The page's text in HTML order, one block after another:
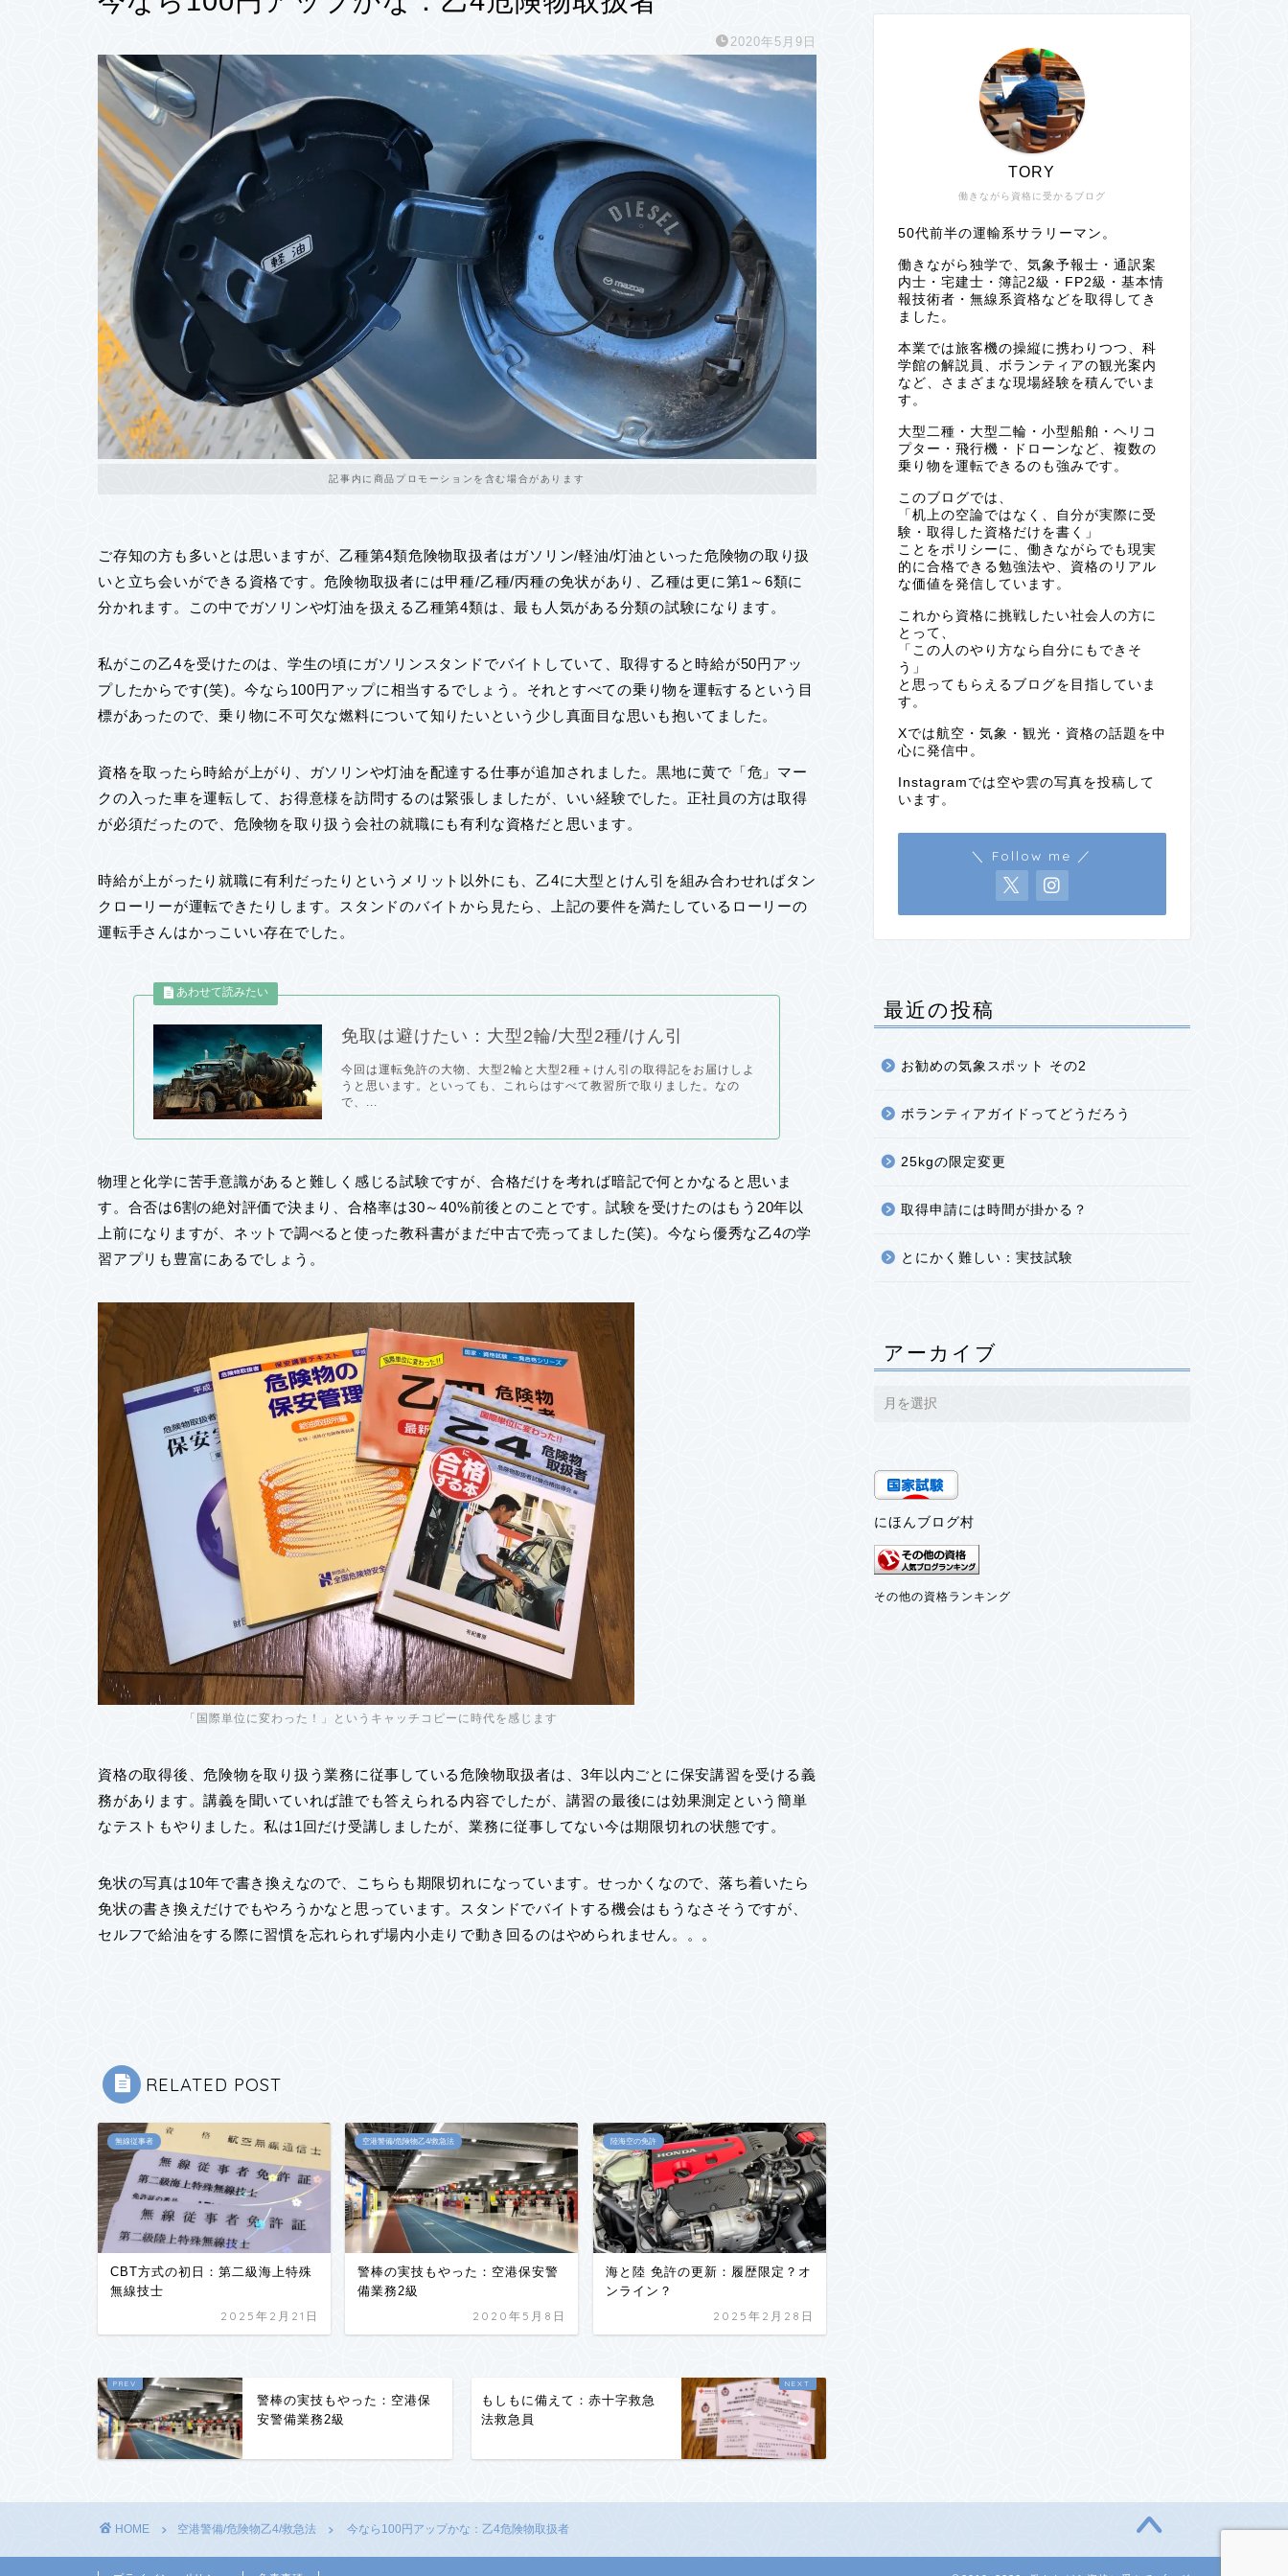
2020年5月9日
記事内に商品プロモーションを含む場合があります
ご存知の方も多いとは思いますが、乙種第4類危険物取扱者はガソリン/軽油/灯油といった危険物の取り扱
いと立ち会いができる資格です。危険物取扱者には甲種/乙種/丙種の免状があり、乙種は更に第1～6類に
分かれます。この中でガソリンや灯油を扱える乙種第4類は、最も人気がある分類の試験になります。
私がこの乙4を受けたのは、学生の頃にガソリンスタンドでバイトしていて、取得すると時給が50円アッ
プしたからです(笑)。今なら100円アップに相当するでしょう。それとすべての乗り物を運転するという目
標があったので、乗り物に不可欠な燃料について知りたいという少し真面目な思いも抱いてました。
資格を取ったら時給が上がり、ガソリンや灯油を配達する仕事が追加されました。黒地に黄で「危」マー
クの入った車を運転して、お得意様を訪問するのは緊張しましたが、いい経験でした。正社員の方は取得
が必須だったので、危険物を取り扱う会社の就職にも有利な資格だと思います。
時給が上がったり就職に有利だったりというメリット以外にも、乙4に大型とけん引を組み合わせればタン
クローリーが運転できたりします。スタンドのバイトから見たら、上記の要件を満たしているローリーの
運転手さんはかっこいい存在でした。
免取は避けたい：大型2輪/大型2種/けん引
今回は運転免許の大物、大型2輪と大型2種＋けん引の取得記をお届けしよ
うと思います。といっても、これらはすべて教習所で取りました。なの
で、...
物理と化学に苦手意識があると難しく感じる試験ですが、合格だけを考れば暗記で何とかなると思いま
す。合否は6割の絶対評価で決まり、合格率は30～40%前後とのことです。試験を受けたのはもう20年以
上前になりますが、ネットで調べると使った教科書がまだ中古で売ってました(笑)。今なら優秀な乙4の学
習アプリも豊富にあるでしょう。
「国際単位に変わった！」というキャッチコピーに時代を感じます
資格の取得後、危険物を取り扱う業務に従事している危険物取扱者は、3年以内ごとに保安講習を受ける義
務があります。講義を聞いていれば誰でも答えられる内容でしたが、講習の最後には効果測定という簡単
なテストもやりました。私は1回だけ受講しましたが、業務に従事してない今は期限切れの状態です。
免状の写真は10年で書き換えなので、こちらも期限切れになっています。せっかくなので、落ち着いたら
免状の書き換えだけでもやろうかなと思っています。スタンドでバイトする機会はもうなさそうですが、
セルフで給油をする際に習慣を忘れられず場内小走りで動き回るのはやめられません。。。
RELATED POST
無線従事者
CBT方式の初日：第二級海上特殊
無線技士
2025年2月21日
空港警備/危険物乙4/救急法
警棒の実技もやった：空港保安警
備業務2級
2020年5月8日
陸海空の免許
海と陸 免許の更新：履歴限定？オ
ンライン？
2025年2月28日
警棒の実技もやった：空港保
安警備業務2級
もしもに備えて：赤十字救急
法救急員
働きながら資格に受かるブログ
TORY
50代前半の運輸系サラリーマン。
働きながら独学で、気象予報士・通訳案
内士・宅建士・簿記2級・FP2級・基本情
報技術者・無線系資格などを取得してき
ました。
本業では旅客機の操縦に携わりつつ、科
学館の解説員、ボランティアの観光案内
など、さまざまな現場経験を積んでいま
す。
大型二種・大型二輪・小型船舶・ヘリコ
プター・飛行機・ドローンなど、複数の
乗り物を運転できるのも強みです。
このブログでは、
「机上の空論ではなく、自分が実際に受
験・取得した資格だけを書く」
ことをポリシーに、働きながらでも現実
的に合格できる勉強法や、資格のリアル
な価値を発信しています。
これから資格に挑戦したい社会人の方に
とって、
「この人のやり方なら自分にもできそ
う」
と思ってもらえるブログを目指していま
す。
Xでは航空・気象・観光・資格の話題を中
心に発信中。
Instagramでは空や雲の写真を投稿して
います。
＼ Follow me ／
最近の投稿
お勧めの気象スポット その2
ボランティアガイドってどうだろう
25kgの限定変更
取得申請には時間が掛かる？
とにかく難しい：実技試験
アーカイブ
にほんブログ村
その他の資格ランキング
HOME 空港警備/危険物乙4/救急法 今なら100円アップかな：乙4危険物取扱者